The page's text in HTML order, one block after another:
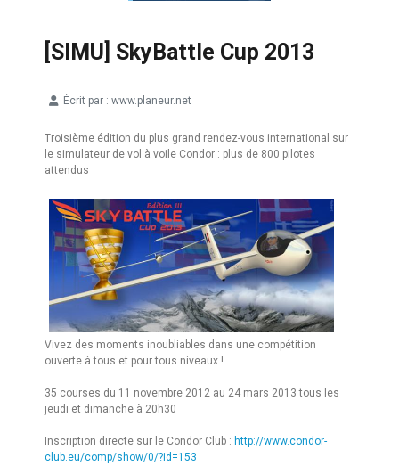
[SIMU] SkyBattle Cup 2013
Écrit par : www.planeur.net
Troisième édition du plus grand rendez-vous international sur
le simulateur de vol à voile Condor : plus de 800 pilotes
attendus
Vivez des moments inoubliables dans une compétition
ouverte à tous et pour tous niveaux !
35 courses du 11 novembre 2012 au 24 mars 2013 tous les
jeudi et dimanche à 20h30
Inscription directe sur le Condor Club : http://www.condor-
club.eu/comp/show/0/?id=153